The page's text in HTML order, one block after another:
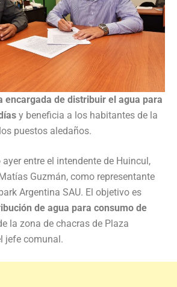
encargada de distribuir el agua para
y beneficia a los habitantes de la
puestos aledaños.
entre el intendente de Huincul,
Guzmán, como representante
Argentina SAU. El objetivo es
de agua para consumo de
la zona de chacras de Plaza
jefe comunal.